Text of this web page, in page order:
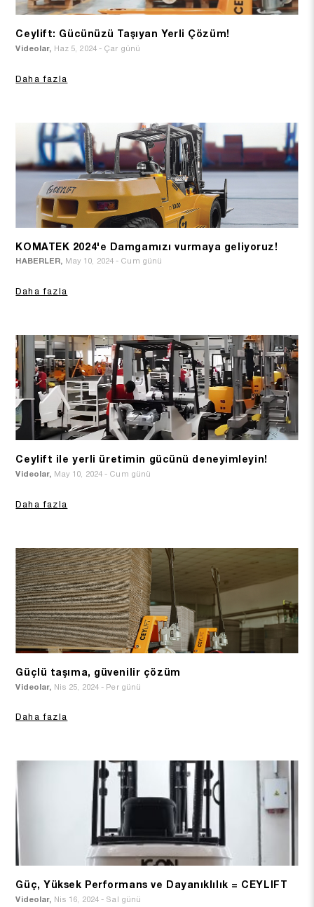
Ceylift: Gücünüzü Taşıyan Yerli Çözüm!
Videolar, Haz 5, 2024 - Çar günü
Daha fazla
KOMATEK 2024'e Damgamızı vurmaya geliyoruz!
HABERLER, May 10, 2024 - Cum günü
Daha fazla
Ceylift ile yerli üretimin gücünü deneyimleyin!
Videolar, May 10, 2024 - Cum günü
Daha fazla
Güçlü taşıma, güvenilir çözüm
Videolar, Nis 25, 2024 - Per günü
Daha fazla
Güç, Yüksek Performans ve Dayanıklılık = CEYLIFT
Videolar, Nis 16, 2024 - Sal günü